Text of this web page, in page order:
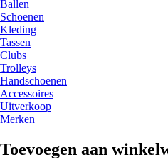
Ballen
Schoenen
Kleding
Tassen
Clubs
Trolleys
Handschoenen
Accessoires
Uitverkoop
Merken
Toevoegen aan